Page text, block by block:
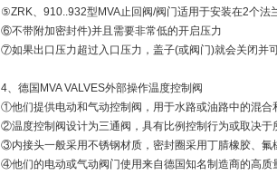
⑤ZRK、910..932型MVA止回阀/阀门适用于安装在2个法
⑥不带附加密封件)并且需要非常低的开启压力
⑦如果出口压力超过入口压力，盖子(或阀门)就会关闭并
4、德国MVA VALVES外部操作温度控制阀
①他们提供电动和气动控制阀，用于水路或油路中的混合
②温度控制阀设计为三通阀，具有比例控制行为或取决于
③内接头一般采用不锈钢材质，密封圈采用丁腈橡胶、氟
④他们的电动或气动阀门使用来自德国知名制造商的高质